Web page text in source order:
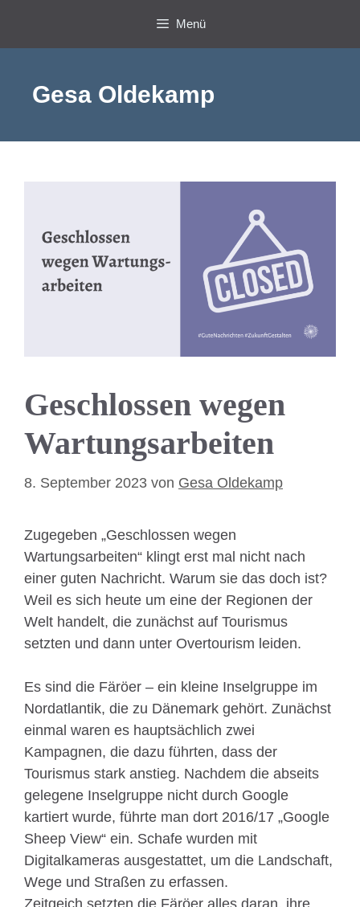
springen
Menü
Gesa Oldekamp
Geschlossen wegen
Wartungsarbeiten
8. September 2023 von Gesa Oldekamp
Zugegeben „Geschlossen wegen
Wartungsarbeiten“ klingt erst mal nicht nach
einer guten Nachricht. Warum sie das doch ist?
Weil es sich heute um eine der Regionen der
Welt handelt, die zunächst auf Tourismus
setzten und dann unter Overtourism leiden.
Es sind die Färöer – ein kleine Inselgruppe im
Nordatlantik, die zu Dänemark gehört. Zunächst
einmal waren es hauptsächlich zwei
Kampagnen, die dazu führten, dass der
Tourismus stark anstieg. Nachdem die abseits
gelegene Inselgruppe nicht durch Google
kartiert wurde, führte man dort 2016/17 „Google
Sheep View“ ein. Schafe wurden mit
Digitalkameras ausgestattet, um die Landschaft,
Wege und Straßen zu erfassen.